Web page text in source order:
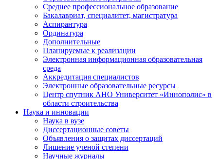
Среднее профессиональное образование
Бакалавриат, специалитет, магистратура
Аспирантура
Ординатура
Дополнительные
Планируемые к реализации
Электронная информационная образовательная
среда
Аккредитация специалистов
Электронные образовательные ресурсы
Центр спутник АНО Университет «Иннополис» в
области строительства
Наука и инновации
Наука в вузе
Диссертационные советы
Объявления о защитах диссертаций
Лишение ученой степени
Научные журналы